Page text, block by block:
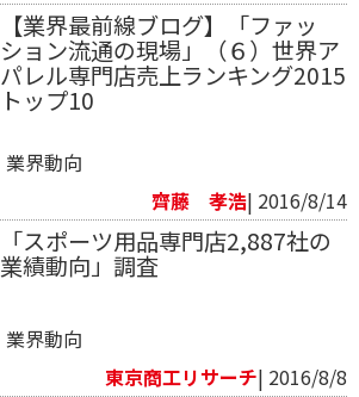
【業界最前線ブログ】「ファッ
ション流通の現場」（６）世界ア
パレル専門店売上ランキング2015
トップ10
業界動向
齊藤 孝浩| 2016/8/14
「スポーツ用品専門店2,887社の
業績動向」調査
業界動向
東京商工リサーチ| 2016/8/8